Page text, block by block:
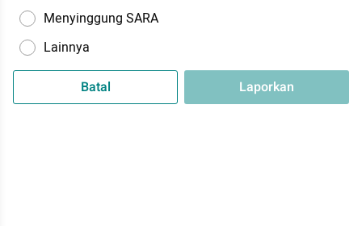
Menyinggung SARA
Lainnya
Batal Laporkan